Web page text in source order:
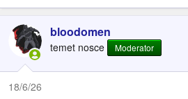
bloodomen
temet nosce Moderator
18/6/26